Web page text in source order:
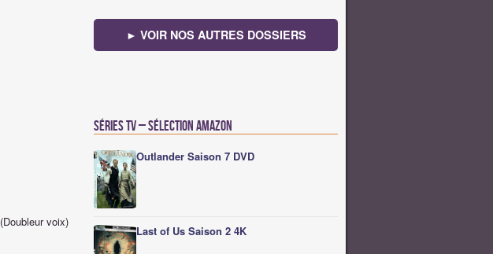
(Doubleur voix)
► VOIR NOS AUTRES DOSSIERS
Séries TV – Sélection Amazon
Outlander Saison 7 DVD
Last of Us Saison 2 4K